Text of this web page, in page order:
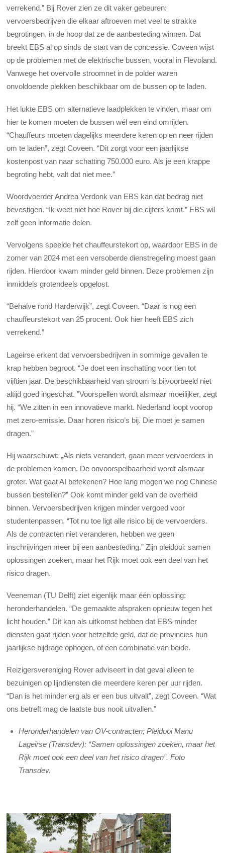
verrekend.” Bij Rover zien ze dit vaker gebeuren:
vervoersbedrijven die elkaar aftroeven met veel te strakke
begrotingen, in de hoop dat ze de aanbesteding winnen. Dat
breekt EBS al op sinds de start van de concessie. Coveen wijst
op de problemen met de elektrische bussen, vooral in Flevoland.
Vanwege het overvolle stroomnet in de polder waren
onvoldoende plekken beschikbaar om de bussen op te laden.
Het lukte EBS om alternatieve laadplekken te vinden, maar om
hier te komen moeten de bussen wél een eind omrijden.
“Chauffeurs moeten dagelijks meerdere keren op en neer rijden
om te laden”, zegt Coveen. “Dit zorgt voor een jaarlijkse
kostenpost van naar schatting 750.000 euro. Als je een krappe
begroting hebt, valt dat niet mee.”
Woordvoerder Andrea Verdonk van EBS kan dat bedrag niet
bevestigen. “Ik weet niet hoe Rover bij die cijfers komt.” EBS wil
zelf geen informatie delen.
Vervolgens speelde het chauffeurstekort op, waardoor EBS in de
zomer van 2024 met een versoberde dienstregeling moest gaan
rijden. Hierdoor kwam minder geld binnen. Deze problemen zijn
inmiddels grotendeels opgelost.
“Behalve rond Harderwijk”, zegt Coveen. “Daar is nog een
chauffeurstekort van 25 procent. Ook hier heeft EBS zich
verrekend.”
Lageirse erkent dat vervoersbedrijven in sommige gevallen te
krap hebben begroot. “Je doet een inschatting voor tien tot
vijftien jaar. De beschikbaarheid van stroom is bijvoorbeeld niet
altijd goed ingeschat. ”Voorspellen wordt alsmaar moeilijker, zegt
hij. “We zitten in een innovatieve markt. Nederland loopt voorop
met zero-emissie. Daar horen risico’s bij. Die moet je samen
dragen.”
Hij waarschuwt: „Als niets verandert, gaan meer vervoerders in
de problemen komen. De onvoorspelbaarheid wordt alsmaar
groter. Wat gaat AI betekenen? Hoe lang mogen we nog Chinese
bussen bestellen?” Ook komt minder geld van de overheid
binnen. Vervoersbedrijven krijgen minder vergoed voor
studentenpassen. “Tot nu toe ligt alle risico bij de vervoerders.
Als de contracten niet veranderen, hebben we geen
inschrijvingen meer bij een aanbesteding.” Zijn pleidooi: samen
oplossingen zoeken, maar het Rijk moet ook een deel van het
risico dragen.
Veeneman (TU Delft) ziet eigenlijk maar één oplossing:
heronderhandelen. “De gemaakte afspraken opnieuw tegen het
licht houden.” Dit kan als uitkomst hebben dat EBS minder
diensten gaat rijden voor hetzelfde geld, dat de provincies hun
jaarlijkse bijdrage ophogen, of een combinatie van beide.
Reizigersvereniging Rover adviseert in dat geval alleen te
bezuinigen op lijndiensten die meerdere keren per uur rijden.
“Dan is het minder erg als er een bus uitvalt”, zegt Coveen. “Wat
ons betreft mag de laatste bus nooit uitvallen.”
Heronderhandelen van OV-contracten; Pleidooi Manu
Lageirse (Transdev): “Samen oplossingen zoeken, maar het
Rijk moet ook een deel van het risico dragen”. Foto
Transdev.